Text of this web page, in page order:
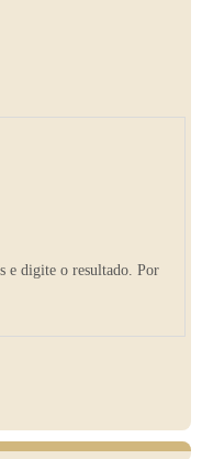
e digite o resultado. Por